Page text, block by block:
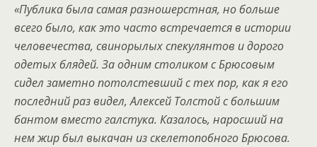
«Публика была самая разношерстная, но больше
всего было, как это часто встречается в истории
человечества, свинорылых спекулянтов и дорого
одетых блядей. За одним столиком с Брюсовым
сидел заметно потолстевший с тех пор, как я его
последний раз видел, Алексей Толстой с большим
бантом вместо галстука. Казалось, наросший на
нем жир был выкачан из скелетопобного Брюсова.